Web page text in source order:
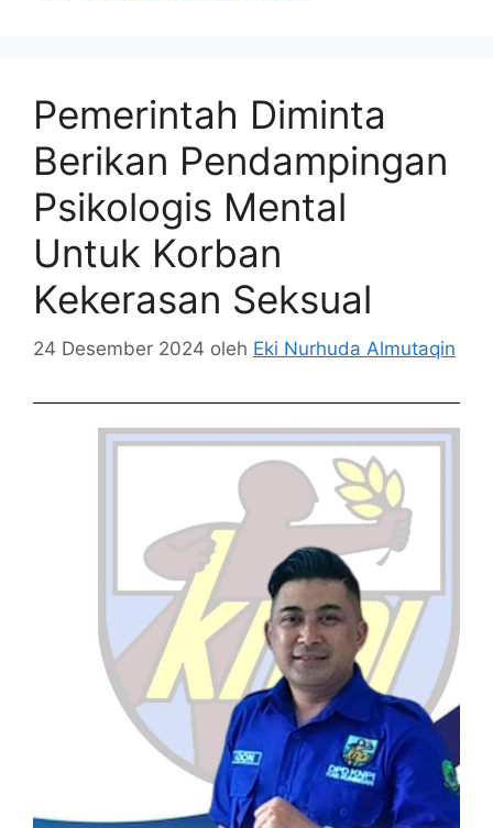
Pemerintah Diminta
Berikan Pendampingan
Psikologis Mental
Untuk Korban
Kekerasan Seksual
24 Desember 2024 oleh Eki Nurhuda Almutaqin